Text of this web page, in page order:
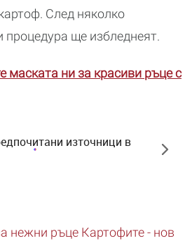
След няколко
процедура ще избледнеят.
маската ни за красиви ръце с
източници в
нежни ръце Картофите - нов